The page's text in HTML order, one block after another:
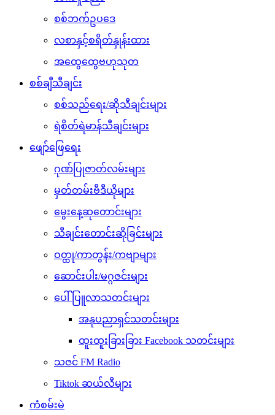
စစ်ဘက်ဥပဒေ
လစာနှင့်စရိတ်နှုန်းထား
အထွေထွေဗဟုသုတ
စစ်ချီသီချင်း
စစ်သည်ရေး/ဆိုသီချင်းများ
ရဲစိတ်ရဲမာန်သီချင်းများ
ဖျော်ဖြေရေး
ဂုဏ်ပြုဇာတ်လမ်းများ
မှတ်တမ်းဗီဒီယိုများ
မွေးနေ့ဆုတောင်းများ
သီချင်းတောင်းဆိုခြင်းများ
ဝတ္ထု/ကာတွန်း/ကဗျာများ
ဆောင်းပါး/မဂ္ဂဇင်းများ
ပေါ်ပြူလာသတင်းများ
အနုပညာရှင်သတင်းများ
ထူးထူးခြားခြား Facebook သတင်းများ
သဇင် FM Radio
Tiktok ဆယ်လီများ
ကံစမ်းမဲ